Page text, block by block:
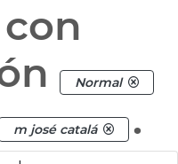
Normal
m josé catalá .